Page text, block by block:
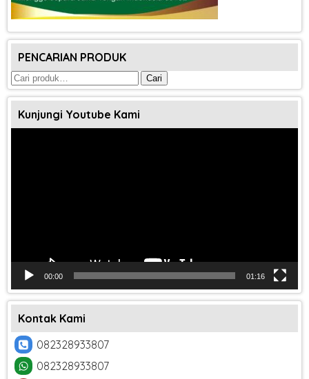
PENCARIAN PRODUK
Pencarian
untuk:
Cari
Kunjungi Youtube Kami
00:00 01:16
Kontak Kami
082328933807
082328933807